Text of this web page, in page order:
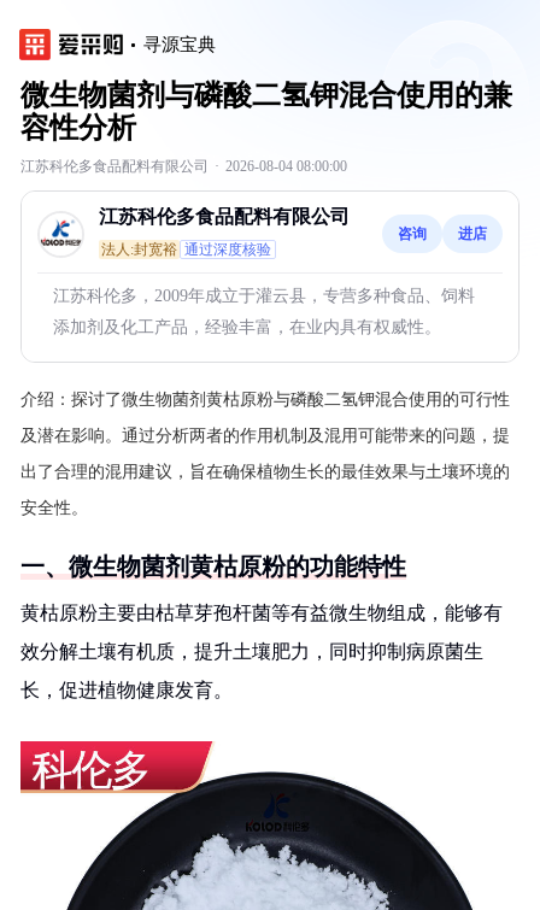
寻源宝典
微生物菌剂与磷酸二氢钾混合使用的兼
容性分析
江苏科伦多食品配料有限公司 · 2026-08-04 08:00:00
江苏科伦多食品配料有限公司
法人:封宽裕 通过深度核验
咨询 进店
江苏科伦多，2009年成立于灌云县，专营多种食品、饲料
添加剂及化工产品，经验丰富，在业内具有权威性。
介绍： 探讨了微生物菌剂黄枯原粉与磷酸二氢钾混合使用的可行性
及潜在影响。通过分析两者的作用机制及混用可能带来的问题，提
出了合理的混用建议，旨在确保植物生长的最佳效果与土壤环境的
安全性。
一、微生物菌剂黄枯原粉的功能特性
黄枯原粉主要由枯草芽孢杆菌等有益微生物组成，能够有
效分解土壤有机质，提升土壤肥力，同时抑制病原菌生
长，促进植物健康发育。